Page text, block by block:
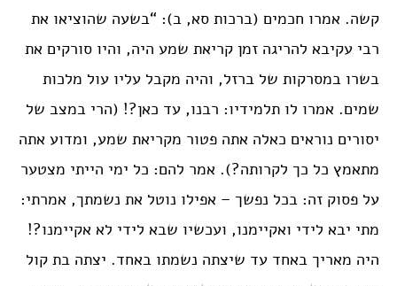
קשה. אמרו חכמים (ברכות סא, ב): “בשעה שהוציאו את
רבי עקיבא להריגה זמן קריאת שמע היה, והיו סורקים את
בשרו במסרקות של ברזל, והיה מקבל עליו עול מלכות
שמים. אמרו לו תלמידיו: רבנו, עד כאן?! (הרי במצב של
יסורים נוראים כאלה אתה פטור מקריאת שמע, ומדוע אתה
מתאמץ כל כך לקרותה?). אמר להם: כל ימי הייתי מצטער
על פסוק זה: בכל נפשך – אפילו נוטל את נשמתך, אמרתי:
מתי יבא לידי ואקיימנו, ועכשיו שבא לידי לא אקיימנו?!
היה מאריך באחד עד שיצתה נשמתו באחד. יצתה בת קול